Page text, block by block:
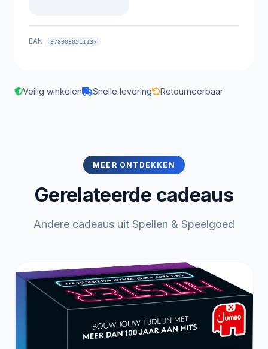
EAN: 9789030511137
Veilig winkelen Snelle levering Retourneerbaar
MEER ONTDEKKEN
Gerelateerde cadeaus
Andere cadeaus uit Spellen & Speelgoed